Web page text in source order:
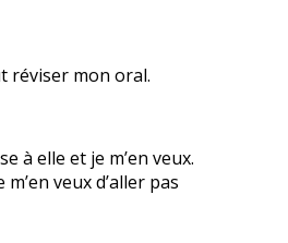
réviser mon oral.
à elle et je m’en veux.
veux d’aller pas